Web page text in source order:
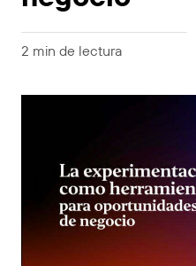
2 min de lectura